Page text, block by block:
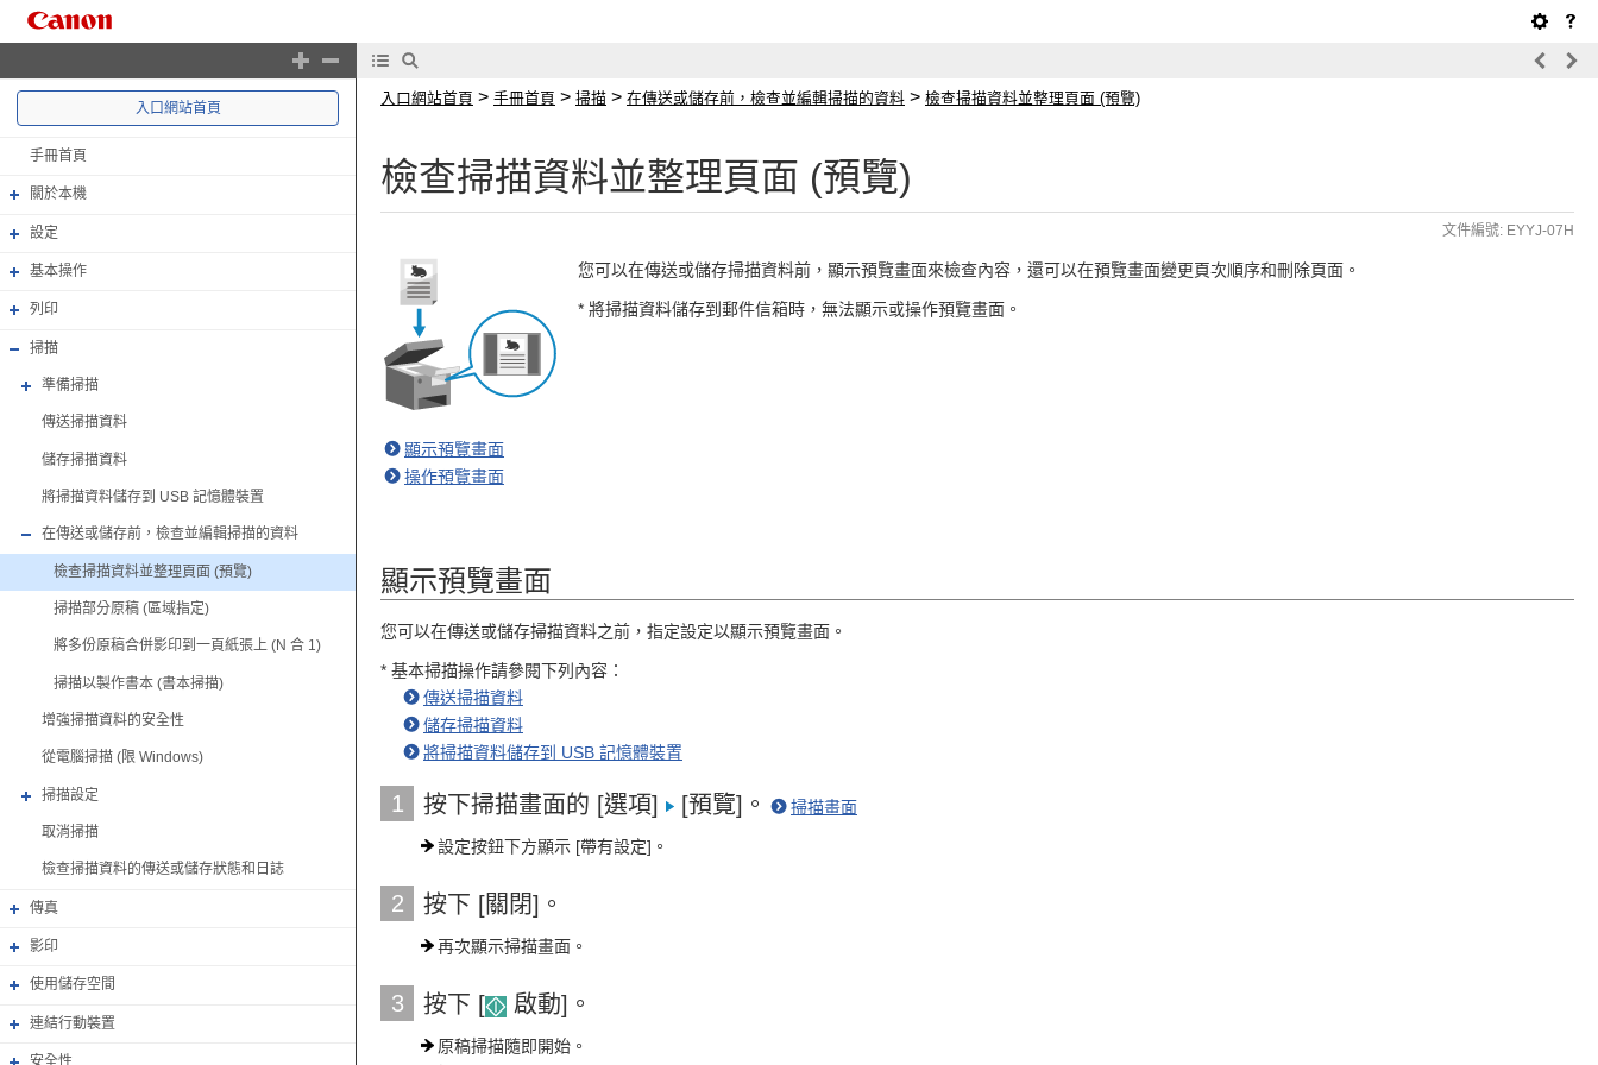
入口網站首頁
手冊首頁
關於本機
設定
基本操作
列印
掃描
準備掃描
傳送掃描資料
儲存掃描資料
將掃描資料儲存到 USB 記憶體裝置
在傳送或儲存前，檢查並編輯掃描的資料
檢查掃描資料並整理頁面 (預覽)
掃描部分原稿 (區域指定)
將多份原稿合併影印到一頁紙張上 (N 合 1)
掃描以製作書本 (書本掃描)
增強掃描資料的安全性
從電腦掃描 (限 Windows)
掃描設定
取消掃描
檢查掃描資料的傳送或儲存狀態和日誌
傳真
影印
使用儲存空間
連結行動裝置
入口網站首頁 > 手冊首頁 > 掃描 > 在傳送或儲存前，檢查並編輯掃描的資料 > 檢查掃描資料並整理頁面 (預覽)
檢查掃描資料並整理頁面 (預覽)
文件編號: EYYJ-07H
您可以在傳送或儲存掃描資料前，顯示預覽畫面來檢查內容，還可以在預覽畫面變更頁次順序和刪除頁面。
* 將掃描資料儲存到郵件信箱時，無法顯示或操作預覽畫面。
顯示預覽畫面
操作預覽畫面
顯示預覽畫面
您可以在傳送或儲存掃描資料之前，指定設定以顯示預覽畫面。
* 基本掃描操作請參閱下列內容：
傳送掃描資料
儲存掃描資料
將掃描資料儲存到 USB 記憶體裝置
1 按下掃描畫面的 [選項] [預覽]。 掃描畫面
設定按鈕下方顯示 [帶有設定]。
2 按下 [關閉]。
再次顯示掃描畫面。
3 按下 [ 啟動]。
原稿掃描隨即開始。